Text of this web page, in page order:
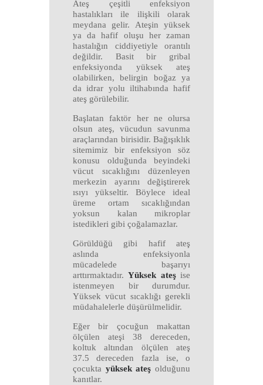
Ateş çeşitli enfeksiyon
hastalıkları ile ilişkili olarak
meydana gelir. Ateşin yüksek
ya da hafif oluşu her zaman
hastalığın ciddiyetiyle orantılı
değildir. Basit bir gribal
enfeksiyonda yüksek ateş
olabilirken, belirgin boğaz ya
da idrar yolu iltihabında hafif
ateş görülebilir.
Başlatan faktör her ne olursa
olsun ateş, vücudun savunma
araçlarından birisidir. Bağışıklık
sitemimiz bir enfeksiyon söz
konusu olduğunda beyindeki
vücut sıcaklığını düzenleyen
merkezin ayarını değiştirerek
ısıyı yükseltir. Böylece ideal
üreme ortam sıcaklığından
yoksun kalan mikroplar
istedikleri gibi çoğalamazlar.
Görüldüğü gibi hafif ateş
aslında enfeksiyonla
mücadelede başarıyı
arttırmaktadır.Yüksek ateşise
istenmeyen bir durumdur.
Yüksek vücut sıcaklığı gerekli
müdahalelerle düşürülmelidir.
Eğer bir çocuğun makattan
ölçülen ateşi 38 dereceden,
koltuk altından ölçülen ateş
37.5 dereceden fazla ise, o
çocukta yüksek ateş olduğunu
kanıtlar.